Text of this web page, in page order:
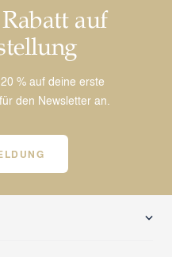
auf
% auf deine erste
den Newsletter an.